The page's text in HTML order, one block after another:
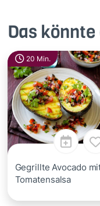
Das
20 Min.
Gegrillte Avocado
Tomatensalsa